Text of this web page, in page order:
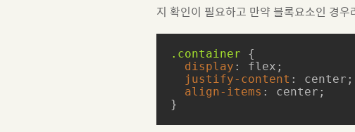
지 확인이 필요하고 만약 블록요소인 경
.container {
display : flex;
justify-content : center;
align-items : center;
}